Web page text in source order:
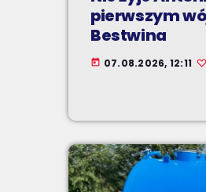
pierwszym
Bestwina
today 07.08.2026, 12:11